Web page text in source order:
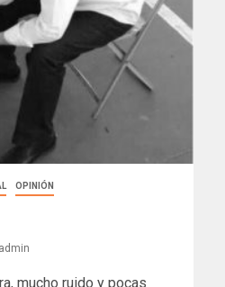
OPINIÓN
admin
mucho ruido y pocas